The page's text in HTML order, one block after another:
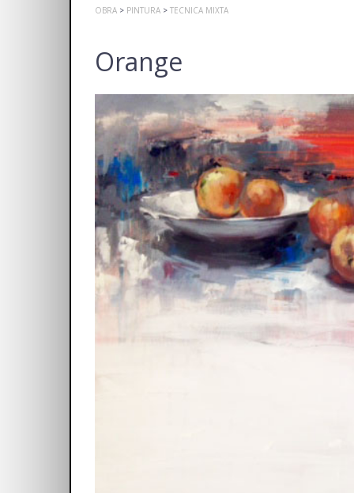
OBRA > PINTURA > TECNICA MIXTA
Orange